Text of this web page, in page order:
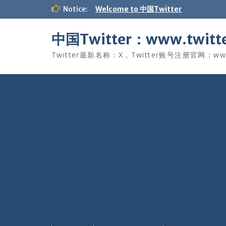
Notice: Welcome to 中国Twitter
中国Twitter：
Twitter最新名称：X，Twitter账号注册官网：